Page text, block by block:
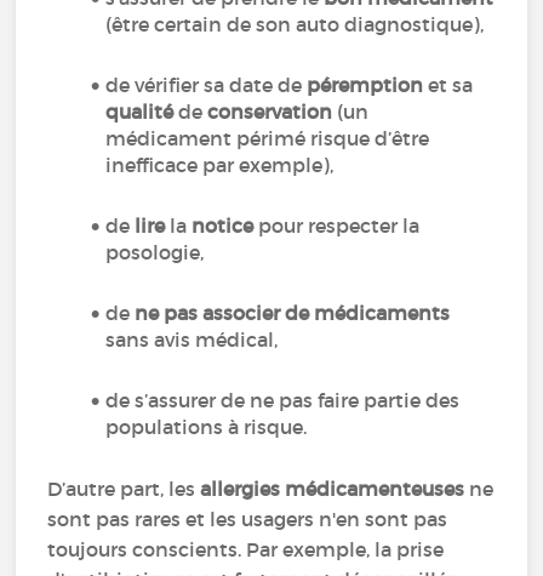
(être certain de son auto diagnostique),
de vérifier sa date de péremptionet sa
qualitédeconservation (un
médicament périmé risque d’être
inefficace par exemple),
de lire la notice pour respecter la
posologie,
de ne pas associer de médicaments
sans avis médical,
de s’assurer de ne pas faire partie des
populations à risque.
D’autre part, lesallergies médicamenteuses ne
sont pas rares et les usagers n'en sont pas
toujours conscients. Par exemple, la prise